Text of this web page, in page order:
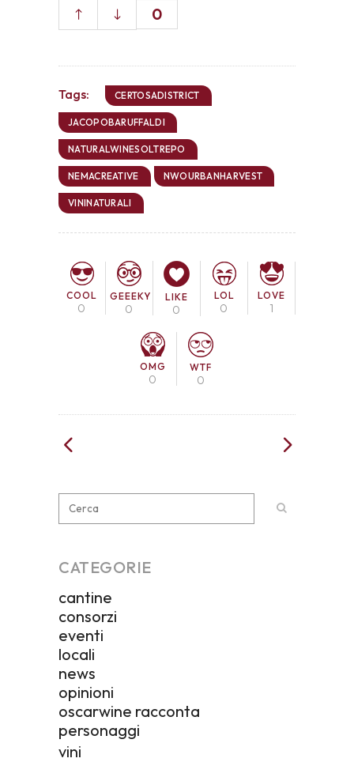
0
Tags: CERTOSADISTRICT
JACOPOBARUFFALDI
NATURALWINESOLTREPO
NEMACREATIVE NWOURBANHARVEST
VININATURALI
COOL
0
GEEEKY
0
LIKE
0
LOL
0
LOVE
1
OMG
0
WTF
0
CATEGORIE
cantine
consorzi
eventi
locali
news
opinioni
oscarwine racconta
personaggi
vini